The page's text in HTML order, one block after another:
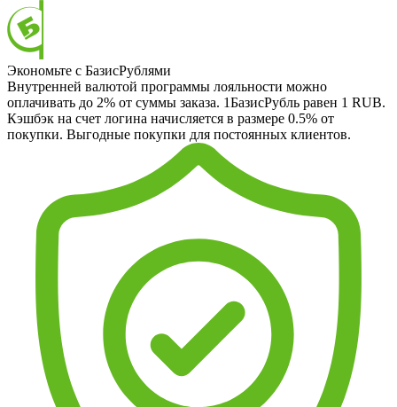
Экономьте с БазисРублями
Внутренней валютой программы лояльности можно
оплачивать до 2% от суммы заказа. 1БазисРубль равен 1 RUB.
Кэшбэк на счет логина начисляется в размере 0.5% от
покупки. Выгодные покупки для постоянных клиентов.